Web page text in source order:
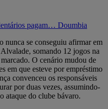
pagam… Doumbia
nunca se conseguiu afirmar em
somando 12 jogos na
O cenário mudou de
em que esteve por empréstimo
convenceu os responsáveis
por duas vezes, assumindo-
ataque do clube bávaro.